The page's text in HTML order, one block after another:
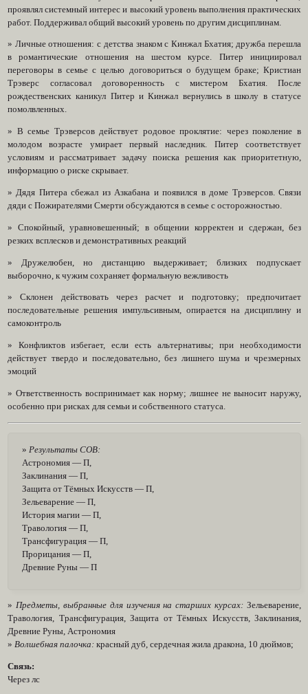
проявлял системный интерес и высокий уровень выполнения практических
работ. Поддерживал общий высокий уровень по другим дисциплинам.
» Личные отношения: с детства знаком с Кинжал Бхатия; дружба перешла
в романтические отношения на шестом курсе. Питер инициировал
переговоры в семье с целью договориться о будущем браке; Кристиан
Трэверс согласовал договоренность с мистером Бхатия. После
рождественских каникул Питер и Кинжал вернулись в школу в статусе
помолвленных.
» В семье Трэверсов действует родовое проклятие: через поколение в
молодом возрасте умирает первый наследник. Питер соответствует
условиям и рассматривает задачу поиска решения как приоритетную,
информацию о риске скрывает.
» Дядя Питера сбежал из Азкабана и появился в доме Трэверсов. Связи
дяди с Пожирателями Смерти обсуждаются в семье с осторожностью.
» Спокойный, уравновешенный; в общении корректен и сдержан, без
резких всплесков и демонстративных реакций
» Дружелюбен, но дистанцию выдерживает; близких подпускает
выборочно, к чужим сохраняет формальную вежливость
» Склонен действовать через расчет и подготовку; предпочитает
последовательные решения импульсивным, опирается на дисциплину и
самоконтроль
» Конфликтов избегает, если есть альтернативы; при необходимости
действует твердо и последовательно, без лишнего шума и чрезмерных
эмоций
» Ответственность воспринимает как норму; лишнее не выносит наружу,
особенно при рисках для семьи и собственного статуса.
» Результаты СОВ:
Астрономия — П,
Заклинания — П,
Защита от Тёмных Искусств — П,
Зельеварение — П,
История магии — П,
Травология — П,
Трансфигурация — П,
Прорицания — П,
Древние Руны — П
» Предметы, выбранные для изучения на старших курсах: Зельеварение,
Травология, Трансфигурация, Защита от Тёмных Искусств, Заклинания,
Древние Руны, Астрономия
» Волшебная палочка: красный дуб, сердечная жила дракона, 10 дюймов;
Связь:
Через лс